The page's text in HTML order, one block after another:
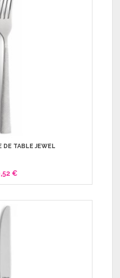
DE TABLE JEWEL
€